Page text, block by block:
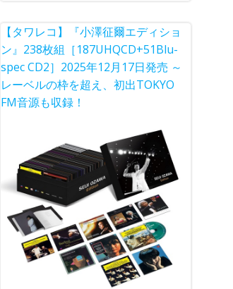
【タワレコ】『小澤征爾エディショ
ン』238枚組［187UHQCD+51Blu-
spec CD2］2025年12月17日発売 ～
レーベルの枠を超え、初出TOKYO
FM音源も収録！